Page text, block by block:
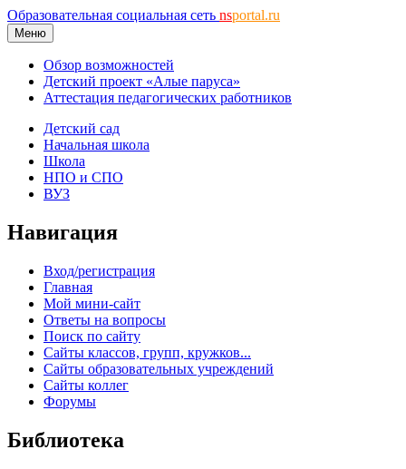
Образовательная социальная сеть nsportal.ru
Меню
Обзор возможностей
Детский проект «Алые паруса»
Аттестация педагогических работников
Детский сад
Начальная школа
Школа
НПО и СПО
ВУЗ
Навигация
Вход/регистрация
Главная
Мой мини-сайт
Ответы на вопросы
Поиск по сайту
Сайты классов, групп, кружков...
Сайты образовательных учреждений
Сайты коллег
Форумы
Библиотека